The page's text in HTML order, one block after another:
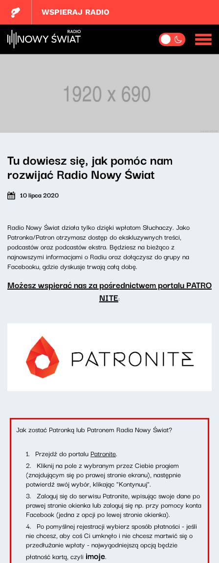
WSPIERAJ RADIO
Tu dowiesz się, jak pomóc nam
rozwijać Radio Nowy Świat
10 lipca 2020
Radio Nowy Świat działa tylko dzięki wpłatom Słuchaczy. Jako
Patronka/Patron otrzymasz dostęp do ekskluzywnych treści,
podcastów oraz podcastów ekstra. Będziesz na bieżąco z
najnowszymi informacjami o Radiu oraz dołączysz do grupy na
Facebooku, gdzie dyskusje trwają całą dobę.
Możesz wspierać nas za pośrednictwem portalu PATRO
NITE:
Jak zostać Patronką lub Patronem Radia Nowy Świat?
Przejdź do portalu Patronite.
Kliknij na pole z wybranym przez Ciebie progiem
(znajdującym się po prawej stronie ekranu), następnie
potwierdź swój wybór, klikając "Kontynuuj".
Zaloguj się do serwisu Patronite, wpisując swoje dane po
prawej stronie okienka lub zaloguj się np. przy pomocy konta
Facebook (jedna z opcji po lewej stronie okienka).
Po pomyślnej rejestracji wybierz sposób płatności - jeśli
nie chcesz, aby coś Ci umknęło i nie chcesz martwić się o
przedłużanie wpłaty - najwygodniejszą opcją będzie
płatność kartą, czyli imoje.